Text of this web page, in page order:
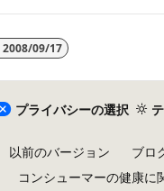
2008/09/17
プライバシーの選択
以前のバージョン ブロ
コンシューマーの健康に